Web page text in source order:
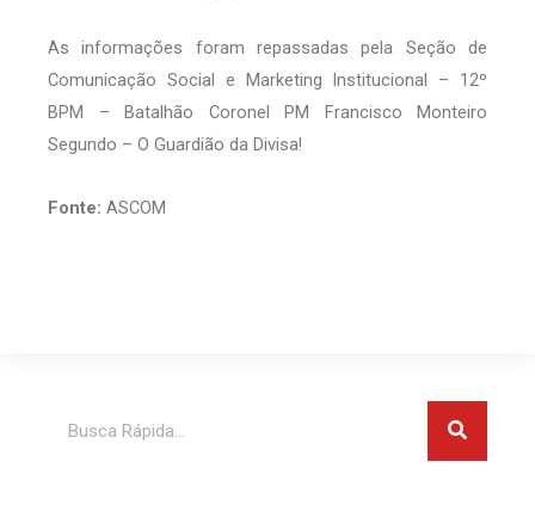
As informações foram repassadas pela Seção de
Comunicação Social e Marketing Institucional – 12º
BPM – Batalhão Coronel PM Francisco Monteiro
Segundo – O Guardião da Divisa!
Fonte: ASCOM